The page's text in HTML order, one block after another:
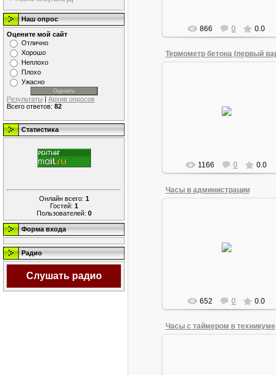
Наш опрос
Оцените мой сайт
Отлично
Хорошо
Неплохо
Плохо
Ужасно
Результаты | Архив опросов
Всего ответов: 82
Статистика
Онлайн всего: 1
Гостей: 1
Пользователей: 0
Форма входа
Радио
Слушать радио
866 0 0.0
Измеряет температуру
застывающего бетона
1166 0 0.0
Часы в администрации
С датчиками давления и
влажности, ну, и температуры
652 0 0.0
Часы с таймером в техникуме